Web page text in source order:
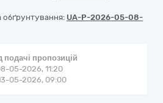
обґрунтування: UA-P-2026-05-08-
подачі пропозицій
05-2026, 11:20
05-2026, 09:00